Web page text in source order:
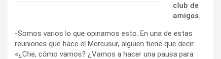
club de
amigos.
-Somos varios lo que opinamos esto. En una de estas
reuniones que hace el Mercusur, alguien tiene que decir
«¿Che, cómo vamos? ¿Vamos a hacer una pausa para